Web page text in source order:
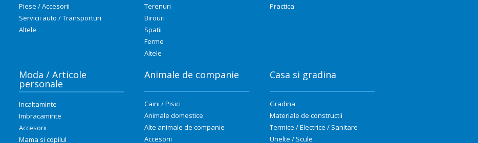
Piese / Accesorii
Servicii auto / Transporturi
Altele
Terenuri
Birouri
Spatii
Ferme
Altele
Practica
Moda / Articole
personale
Incaltaminte
Imbracaminte
Accesorii
Mama si copilul
Animale de companie
Caini / Pisici
Animale domestice
Alte animale de companie
Accesorii
Casa si gradina
Gradina
Materiale de constructii
Termice / Electrice / Sanitare
Unelte / Scule